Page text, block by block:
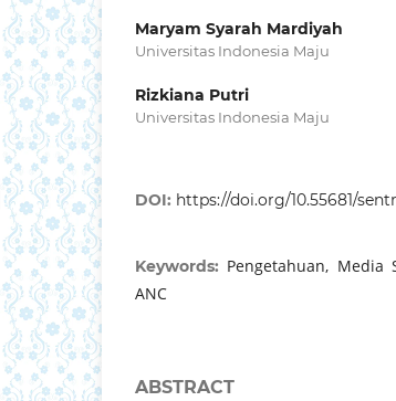
Maryam Syarah Mardiyah
Universitas Indonesia Maju
Rizkiana Putri
Universitas Indonesia Maju
DOI: https://doi.org/10.55681/
Keywords: Pengetahuan, Media
ANC
ABSTRACT